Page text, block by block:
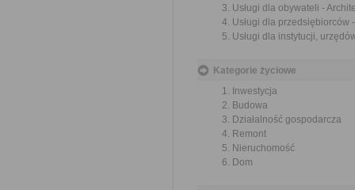
Usługi dla obywateli -
Usługi dla
Usługi dla instytucji,
Kategorie życiowe
Inwestycja
Budowa
Działalność gospodarcza
Remont
Nieruchomość
Dom